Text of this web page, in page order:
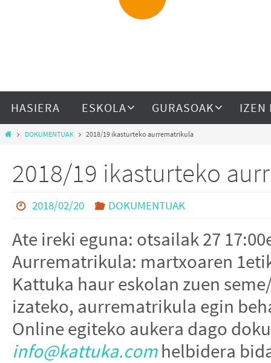
HASIERA ESKOLA GURASOAK IZEN
DOKUMENTUAK 2018/19 ikasturteko aurrematrikula
2018/19 ikasturteko
2018/02/20 DOKUMENTUAK
Ate ireki eguna: otsailak 27
Aurrematrikula: martxoaren
Kattuka haur eskolan zuen
izateko, aurrematrikula egin
Online egiteko aukera dago
info@kattuka.comhelbidera